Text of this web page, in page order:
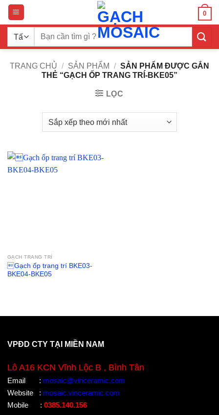
Bỏ
qua
nội
dung
0
Tìm
TRANG CHỦ / SẢN PHẨM / SẢN PHẨM ĐƯỢC GẮN
THẺ “GẠCH ỐP TRANG TRÍ-BKE05”
LỌC
GẠCH TRANG TRÍ
Gạch ốp trang trí BKE03-
BKE04-BKE05
VPĐD CTY TẠI MIỀN NAM
Lô A16 KCN Vĩnh Lộc B , Bình Tân
Email : mosaic@vinceramic.com
Website
: mosaic.vinceramic.com
Mobile
: 0385.140.156